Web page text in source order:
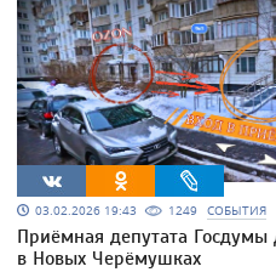
03.02.2026 19:43 1249 СОБЫТИЯ
Приёмная депутата Госдумы
в Новых Черёмушках